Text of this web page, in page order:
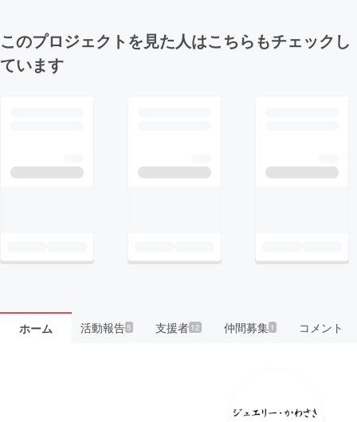
このプロジェクトを見た人はこちらもチェックし
ています
ホーム 活動報告5 支援者 12 仲間募集 1 コメント